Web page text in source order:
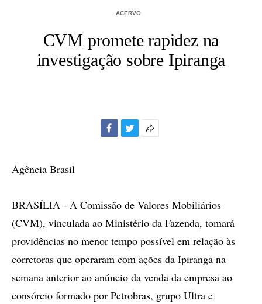
ACERVO
CVM promete rapidez na
investigação sobre Ipiranga
Agência Brasil
BRASÍLIA - A Comissão de Valores Mobiliários
(CVM), vinculada ao Ministério da Fazenda, tomará
providências no menor tempo possível em relação às
corretoras que operaram com ações da Ipiranga na
semana anterior ao anúncio da venda da empresa ao
consórcio formado por Petrobras, grupo Ultra e